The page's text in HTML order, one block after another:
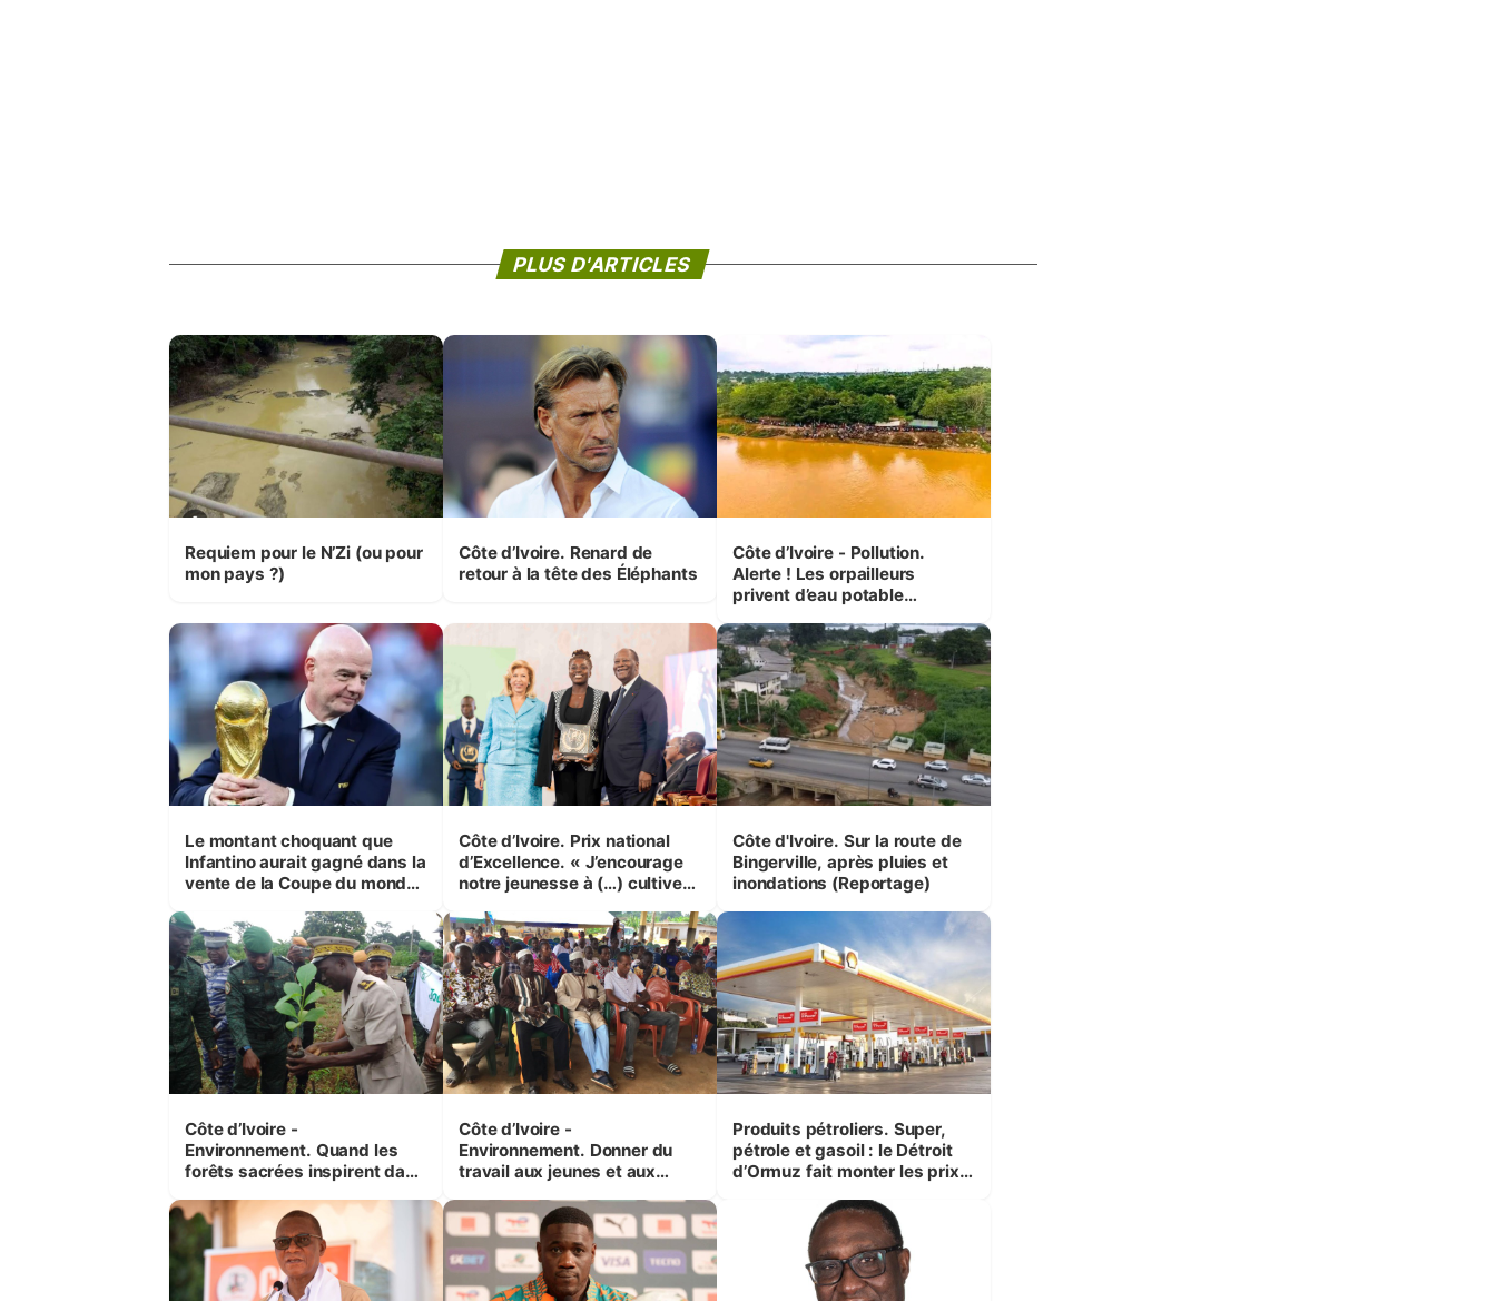
PLUS D'ARTICLES
Requiem pour le N’Zi (ou pour
mon pays ?)
Côte d’Ivoire. Renard de
retour à la tête des Éléphants
Côte d’Ivoire - Pollution.
Alerte ! Les orpailleurs
privent d’eau potable
autour d’Agboville
Le montant choquant que
Infantino aurait gagné dans la
vente de la Coupe du monde
Côte d’Ivoire. Prix national
d’Excellence. « J’encourage
notre jeunesse à (…) cultiver
(Alassane Ouattara
Côte d'Ivoire. Sur la route de
Bingerville, après pluies et
inondations (Reportage)
Côte d’Ivoire -
Environnement. Quand les
forêts sacrées inspirent dans
Côte d’Ivoire -
Environnement. Donner du
travail aux jeunes et aux
protection des espèces
menacées
Produits pétroliers. Super,
pétrole et gasoil : le Détroit
d’Ormuz fait monter les prix